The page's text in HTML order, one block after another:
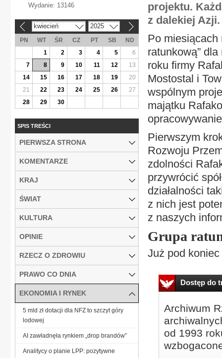
projektu.
z dalekiej
Po miesiącach
ratunkową”
roku firmy
Mostostal i
wspólnym
majątku
Pierwszym
Rozwoju
zdolności
przywrócić
działalności
z nich jest
z naszych
Grupa
Już pod koniec
Dostęp do
Archiwum
od 1993
Wydanie: 13146
kwiecień 2025
PN WT ŚR CZ PT SB
ND
1
2 3 4 5
6
7
8 9 10 11 12
13
14
15 16 17 18 19
20
21
22 23 24 25 26
27
28
29 30
SPIS TREŚCI
PIERWSZA STRONA
KOMENTARZE
KRAJ
ŚWIAT
KULTURA
OPINIE
RZECZ O ZDROWIU
PRAWO CO DNIA
EKONOMIA I RYNEK
5 mld zł dotacji dla NFZ to szczyt góry
lodowej
AI zawładnęła rynkiem „drop brandów”
Analitycy o planie LPP: pozytywne